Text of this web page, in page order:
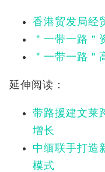
香港贸发局经
＂一带一路＂
＂一带一路＂
延伸阅读：
带路援建文
增长
中缅联手打
模式